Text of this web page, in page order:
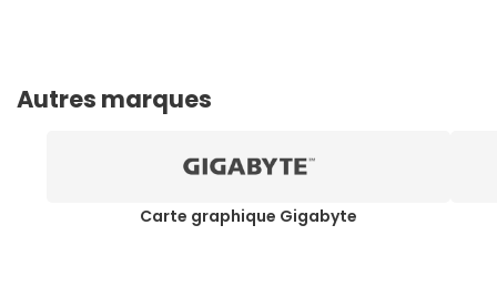
Autres marques
Carte graphique Gigabyte